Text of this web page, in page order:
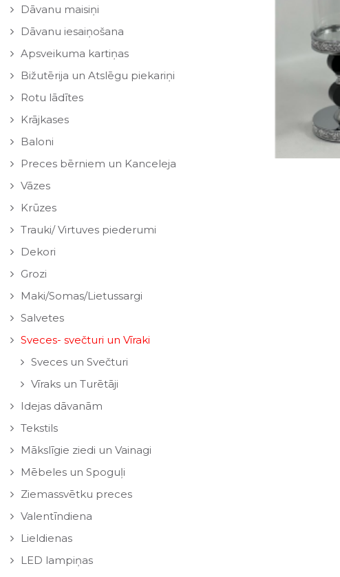
Dāvanu maisiņi
Dāvanu iesaiņošana
Apsveikuma kartiņas
Bižutērija un Atslēgu piekariņi
Rotu lādītes
Krājkases
Baloni
Preces bērniem un Kanceleja
Vāzes
Krūzes
Trauki/ Virtuves piederumi
Dekori
Grozi
Maki/Somas/Lietussargi
Salvetes
Sveces- svečturi un Vīraki
Sveces un Svečturi
Vīraks un Turētāji
Idejas dāvanām
Tekstils
Mākslīgie ziedi un Vainagi
Mēbeles un Spoguļi
Ziemassvētku preces
Valentīndiena
Lieldienas
LED lampiņas